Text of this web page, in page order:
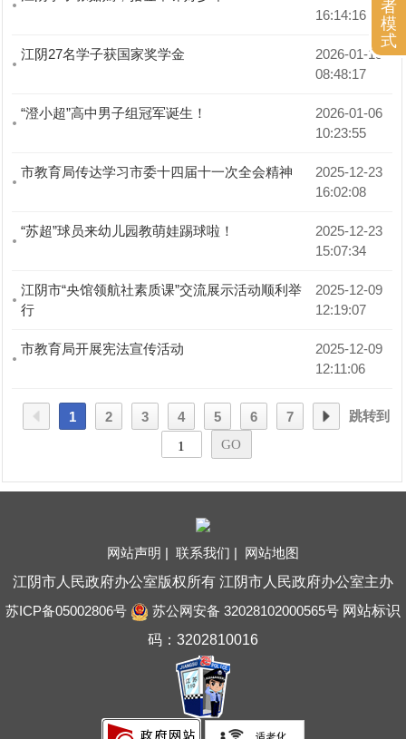
16:14:16
江阴27名学子获国家奖学金
2026-01-19
08:48:17
“澄小超”高中男子组冠军诞生！
2026-01-06
10:23:55
市教育局传达学习市委十四届十一次全会精神
2025-12-23
16:02:08
“苏超”球员来幼儿园教萌娃踢球啦！
2025-12-23
15:07:34
江阴市“央馆领航社素质课”交流展示活动顺利举
行
2025-12-09
12:19:07
市教育局开展宪法宣传活动
2025-12-09
12:11:06
1 2 3 4 5 6 7 跳转到
网站声明 | 联系我们 | 网站地图
江阴市人民政府办公室版权所有 江阴市人民政府办公室主办
苏ICP备05002806号
苏公网安备 32028102000565号网站标识
码：3202810016
者
模
式